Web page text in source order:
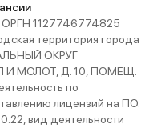
1127746774825
территория города
ОКРУГ
МОЛОТ, Д. 10, ПОМЕЩ.
по
лицензий на ПО.
вид деятельности